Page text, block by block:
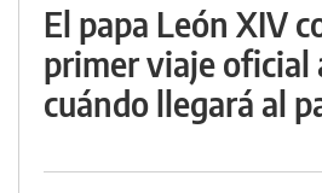
El papa León XIV
primer viaje oficial
cuándo llegará al